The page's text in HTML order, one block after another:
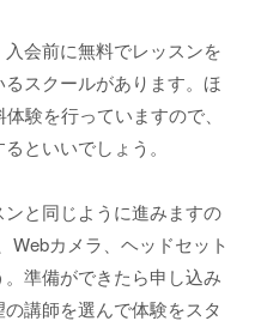
会前に無料でレッスンを
スクールがあります。ほ
験を行っていますので、
といいでしょう。
と同じように進みますの
Webカメラ、ヘッドセット
準備ができたら申し込み
講師を選んで体験をスタ